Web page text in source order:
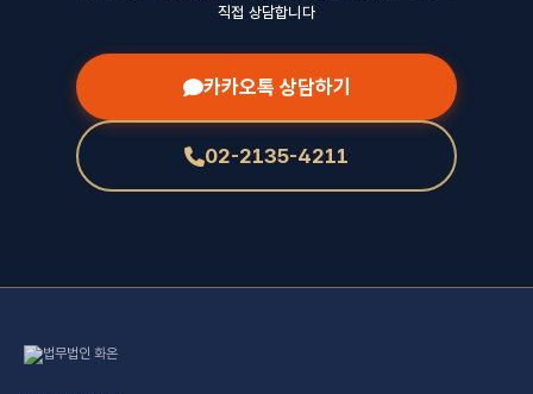
직접 상담합니다
카카오톡 상담하기
02-2135-4211